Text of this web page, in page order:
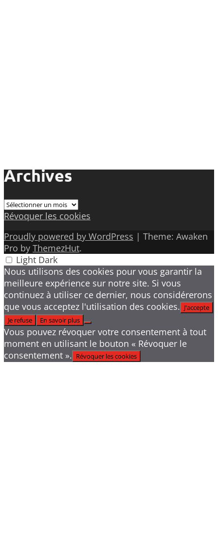
Archives
Archives
Révoquer les cookies
Proudly powered by WordPress | Theme: Awaken
Pro by ThemezHut.
Light Dark
Nous utilisons des cookies pour vous garantir la
meilleure expérience sur notre site. Si vous
continuez à utiliser ce dernier, nous considérerons
que vous acceptez l'utilisation des cookies. J'accepte
Je refuse
En savoir plus
Vous pouvez révoquer votre consentement à tout
moment en utilisant le bouton « Révoquer le
consentement ». Révoquer les cookies